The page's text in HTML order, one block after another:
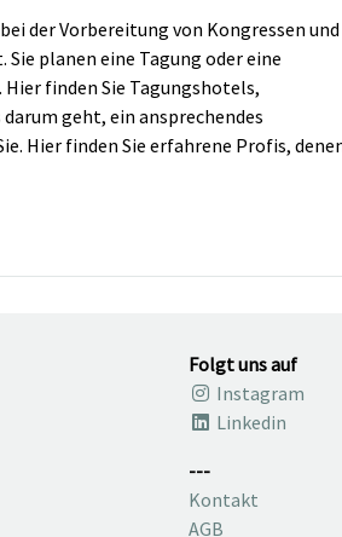
der Vorbereitung von Kongressen und
planen eine Tagung oder eine
finden Sie Tagungshotels,
geht, ein ansprechendes
Hier finden Sie erfahrene Profis,
Folgt uns auf
Instagram
Linkedin
---
Kontakt
AGB